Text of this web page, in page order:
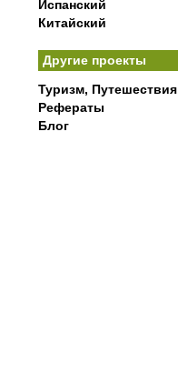
Испанский
Китайский
Другие проекты
Туризм, Путешествия
Рефераты
Блог